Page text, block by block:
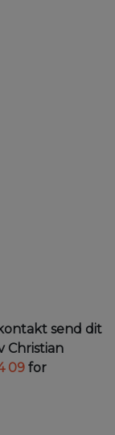
send dit
Christian
09 for